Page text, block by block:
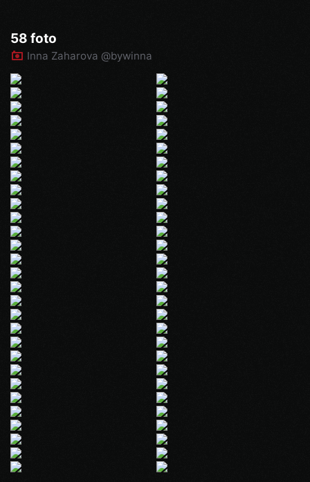
58 foto
Inna Zaharova @bywinna